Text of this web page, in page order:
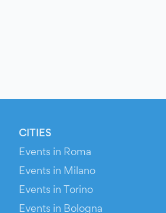
CITIES
Events in Roma
Events in Milano
Events in Torino
Events in Bologna